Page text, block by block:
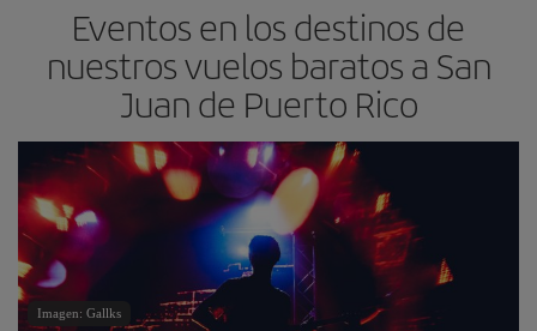
Eventos en los destinos de
nuestros vuelos baratos a San
Juan de Puerto Rico
Imagen: Gallks